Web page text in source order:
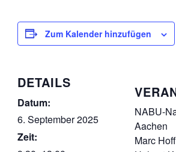
Zum Kalender hinzufügen
DETAILS
Datum:
6. September 2025
Zeit:
NABU-
Aachen
Marc